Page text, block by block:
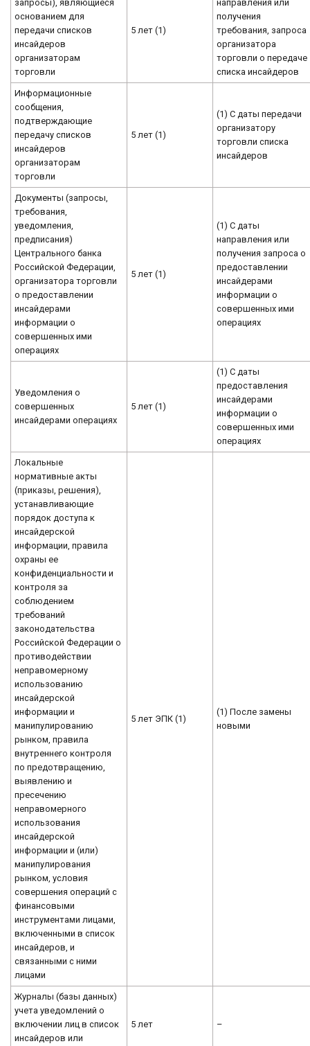
запросы), являющиеся
основанием для
передачи списков
инсайдеров
организаторам
торговли
5 лет (1)
направления или
получения
требования, запроса
организатора
торговли о передаче
списка инсайдеров
Информационные
сообщения,
подтверждающие
передачу списков
инсайдеров
организаторам
торговли
5 лет (1)
(1) С даты передачи
организатору
торговли списка
инсайдеров
Документы (запросы,
требования,
уведомления,
предписания)
Центрального банка
Российской Федерации,
организатора торговли
о предоставлении
инсайдерами
информации о
совершенных ими
операциях
5 лет (1)
(1) С даты
направления или
получения запроса о
предоставлении
инсайдерами
информации о
совершенных ими
операциях
Уведомления о
совершенных
инсайдерами операциях
5 лет (1)
(1) С даты
предоставления
инсайдерами
информации о
совершенных ими
операциях
Локальные
нормативные акты
(приказы, решения),
устанавливающие
порядок доступа к
инсайдерской
информации, правила
охраны ее
конфиденциальности и
контроля за
соблюдением
требований
законодательства
Российской Федерации о
противодействии
неправомерному
использованию
инсайдерской
информации и
манипулированию
рынком, правила
внутреннего контроля
по предотвращению,
выявлению и
пресечению
неправомерного
использования
инсайдерской
информации и (или)
манипулирования
рынком, условия
совершения операций с
финансовыми
инструментами лицами,
включенными в список
инсайдеров, и
связанными с ними
лицами
5 лет ЭПК (1)
(1) После замены
новыми
Журналы (базы данных)
учета уведомлений о
включении лиц в список
инсайдеров или
5 лет –